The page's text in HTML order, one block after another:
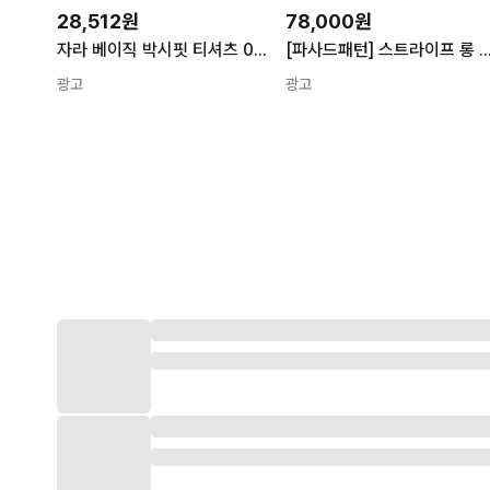
28,512원
자라 베이직 박시핏 티셔츠 0526/411/500 한정 특가
광고
78,000원
[파사드패턴] 스트라이프 롱 슬리브 티셔츠_5color
광고